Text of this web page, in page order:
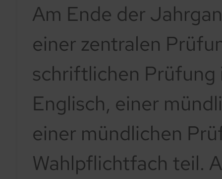
Am Ende der
einer zentralen
schriftlichen Prüfung
Englisch, einer
einer mündlichen
Wahlpflichtfach teil.